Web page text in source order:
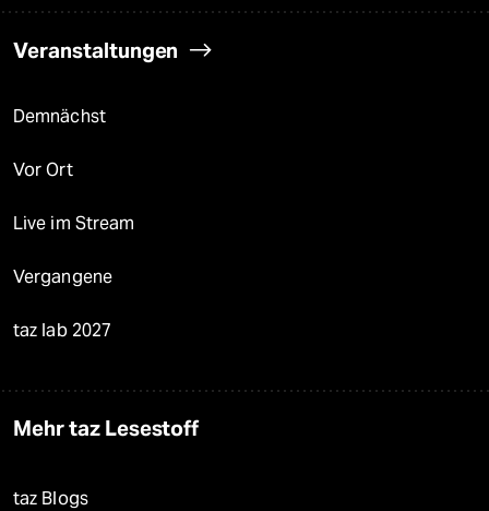
Veranstaltungen
Demnächst
Vor Ort
Live im Stream
Vergangene
taz lab 2027
Mehr taz Lesestoff
taz Blogs